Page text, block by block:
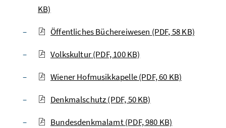
KB)
Öffentliches Büchereiwesen (PDF, 58 KB)
Volkskultur(PDF, 100 KB)
Wiener Hofmusikkapelle(PDF, 60 KB)
Denkmalschutz(PDF, 50 KB)
Bundesdenkmalamt(PDF, 980 KB)